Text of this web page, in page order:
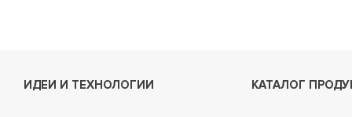
ИДЕИ И ТЕХНОЛОГИИ КАТАЛОГ